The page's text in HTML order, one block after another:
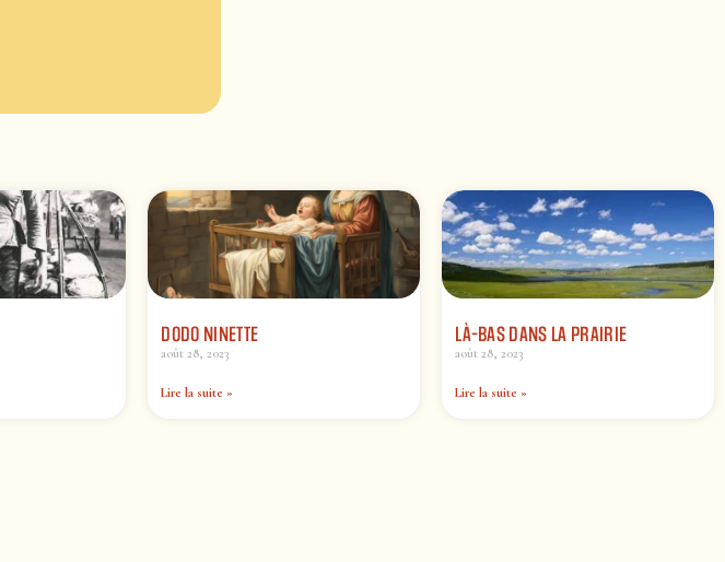
DODO NINETTE
août 28, 2023
Lire la suite »
LÀ-BAS DANS LA PRAIRIE
août 28, 2023
Lire la suite »